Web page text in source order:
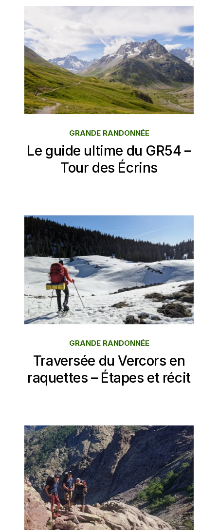
Le guide ultime du GR54 –
Tour des Écrins
GRANDE RANDONNÉE
Traversée du Vercors en
raquettes – Étapes et récit
GRANDE RANDONNÉE